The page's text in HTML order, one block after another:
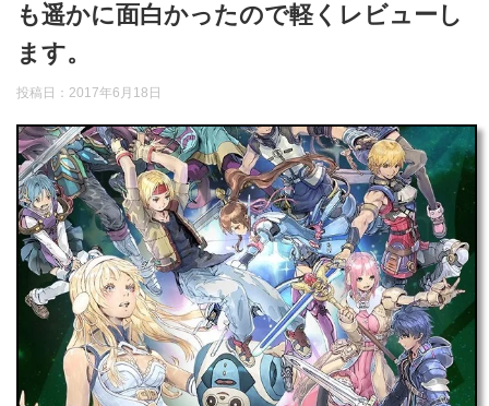
も遥かに面白かったので軽くレビューし
ます。
投稿日：2017年6月18日